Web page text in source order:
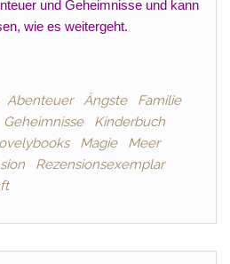
und Geheimnisse und kann
wie es weitergeht.
Abenteuer Ängste
Familie
Geheimnisse
Kinderbuch
Magie
Meer
Rezensionsexemplar